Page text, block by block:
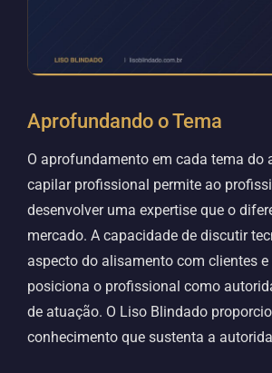
Aprofundando o Tema
O aprofundamento em cada tema do
capilar profissional permite ao
desenvolver uma expertise que o
mercado. A capacidade de discutir
aspecto do alisamento com clientes
posiciona o profissional como
de atuação. O Liso Blindado
conhecimento que sustenta a